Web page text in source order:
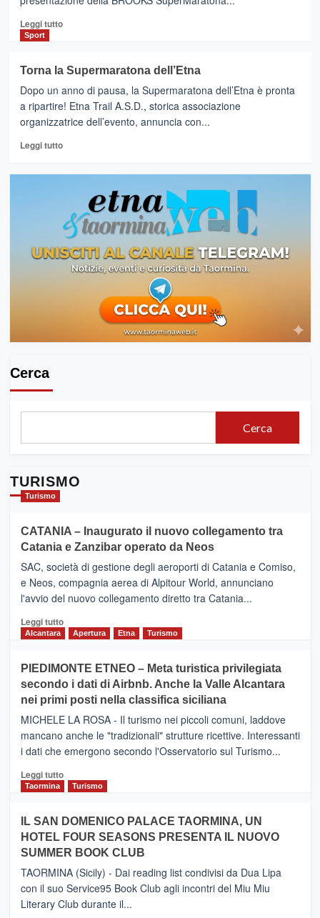
Leggi tuttoLeggi
BROOKS
SuperMaratona
dell’Etna,
presentata
l’edizione
2026
Sport
Torna la Supermaratona dell’Etna
Dopo un anno di pausa, la Supermaratona dell’Etna è pronta
a ripartire! Etna Trail A.S.D., storica associazione
organizzatrice dell’evento, annuncia con...
Leggi tuttoLeggi
Supermaratona
dell’Etna
Cerca
Cerca
TURISMO
Turismo
CATANIA – Inaugurato il nuovo collegamento tra
Catania e Zanzibar operato da Neos
SAC, società di gestione degli aeroporti di Catania e Comiso,
e Neos, compagnia aerea di Alpitour World, annunciano
l'avvio del nuovo collegamento diretto tra Catania...
Leggi tuttoLeggi
CATANIA
–
Inaugurato
il
nuovo
collegamento
tra
e
Zanzibar
da
Neos
Alcantara Apertura Etna Turismo
PIEDIMONTE ETNEO – Meta turistica privilegiata
secondo i dati di Airbnb. Anche la Valle Alcantara
nei primi posti nella classifica siciliana
MICHELE LA ROSA - Il turismo nei piccoli comuni, laddove
mancano anche le "tradizionali" strutture ricettive. Interessanti
i dati che emergono secondo l'Osservatorio sul Turismo...
Leggi tuttoLeggi
PIEDIMONTE
ETNEO
–
Meta
turistica
privilegiata
secondo
Taormina Turismo
IL SAN DOMENICO PALACE TAORMINA, UN
HOTEL FOUR SEASONS PRESENTA IL NUOVO
SUMMER BOOK CLUB
TAORMINA (Sicily) - Dai reading list condivisi da Dua Lipa
con il suo Service95 Book Club agli incontri del Miu Miu
Literary Club durante il...